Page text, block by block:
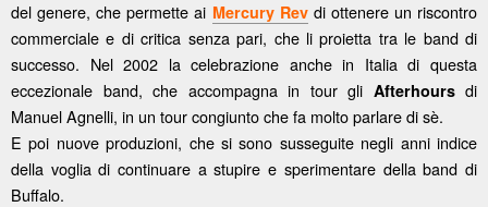
del genere, che permette ai Mercury Revdi ottenere un riscontro
commerciale e di critica senza pari, che li proietta tra le band di
successo. Nel 2002 la celebrazione anche in Italia di questa
eccezionale band, che accompagna in tour gli Afterhoursdi
Manuel Agnelli, in un tour congiunto che fa molto parlare di sè.
E poi nuove produzioni, che si sono susseguite negli anni indice
della voglia di continuare a stupire e sperimentare della band di
Buffalo.